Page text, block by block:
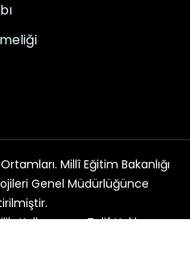
Millî Eğitim Bakanlığı
Genel Müdürlüğünce
Kullanım ve Telif Hakları